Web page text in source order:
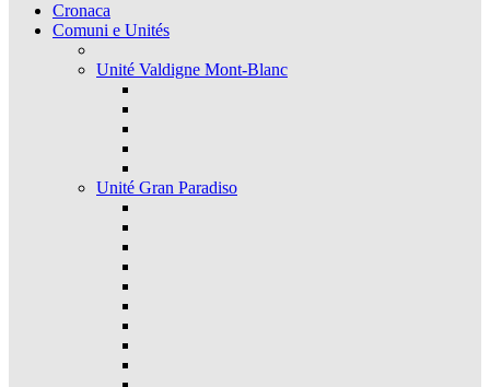
Cronaca
Comuni e Unités
Unité Valdigne Mont-Blanc
Unité Gran Paradiso